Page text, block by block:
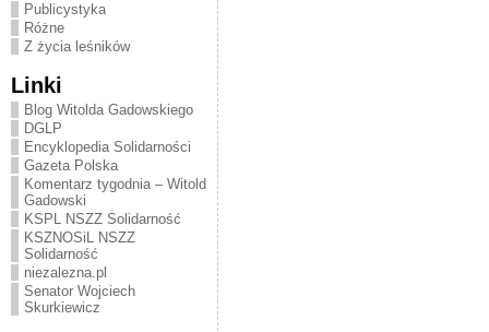
Publicystyka
Różne
Z życia leśników
Linki
Blog Witolda Gadowskiego
DGLP
Encyklopedia Solidarności
Gazeta Polska
Komentarz tygodnia – Witold
Gadowski
KSPL NSZZ Solidarność
KSZNOSiL NSZZ
Solidarność
niezalezna.pl
Senator Wojciech
Skurkiewicz